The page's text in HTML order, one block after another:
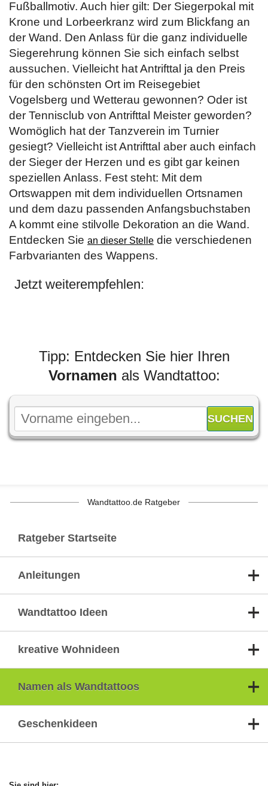
Fußballmotiv. Auch hier gilt: Der Siegerpokal mit
Krone und Lorbeerkranz wird zum Blickfang an
der Wand. Den Anlass für die ganz individuelle
Siegerehrung können Sie sich einfach selbst
aussuchen. Vielleicht hat Antrifttal ja den Preis
für den schönsten Ort im Reisegebiet
Vogelsberg und Wetterau gewonnen? Oder ist
der Tennisclub von Antrifttal Meister geworden?
Womöglich hat der Tanzverein im Turnier
gesiegt? Vielleicht ist Antrifttal aber auch einfach
der Sieger der Herzen und es gibt gar keinen
speziellen Anlass. Fest steht: Mit dem
Ortswappen mit dem individuellen Ortsnamen
und dem dazu passenden Anfangsbuchstaben
A kommt eine stilvolle Dekoration an die Wand.
Entdecken Sie an dieser Stelle die verschiedenen
Farbvarianten des Wappens.
Jetzt weiterempfehlen:
Tipp: Entdecken Sie hier Ihren
Vornamen als Wandtattoo:
Wandtattoo.de Ratgeber
Ratgeber Startseite
Anleitungen
Wandtattoo Ideen
kreative Wohnideen
Namen als Wandtattoos
Geschenkideen